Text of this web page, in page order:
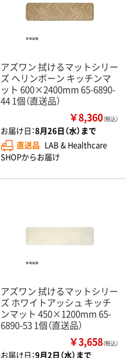
アズワン 拭けるマットシリー
ズ ヘリンボーン キッチンマ
ット 600×2400mm 65-6890-
44 1個（直送品）
￥8,360（税込）
お届け日：8月26日（水）まで
直送品 LAB & Healthcare
SHOPからお届け
アズワン 拭けるマットシリー
ズ ホワイトアッシュ キッチ
ンマット 450×1200mm 65-
6890-53 1個（直送品）
￥3,658（税込）
お届け日：9月2日（水）まで